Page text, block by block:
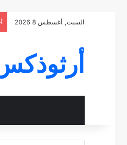
السبت, أغسطس 8 2026